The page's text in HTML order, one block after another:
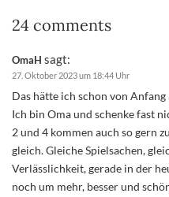
24 comments
OmaH sagt:
27. Oktober 2023 um 18:44 Uhr
Das hätte ich schon von
Ich bin Oma und schenke fast
2 und 4 kommen auch so gern
gleich. Gleiche Spielsachen,
Verlässlichkeit, gerade in der
noch um mehr, besser und